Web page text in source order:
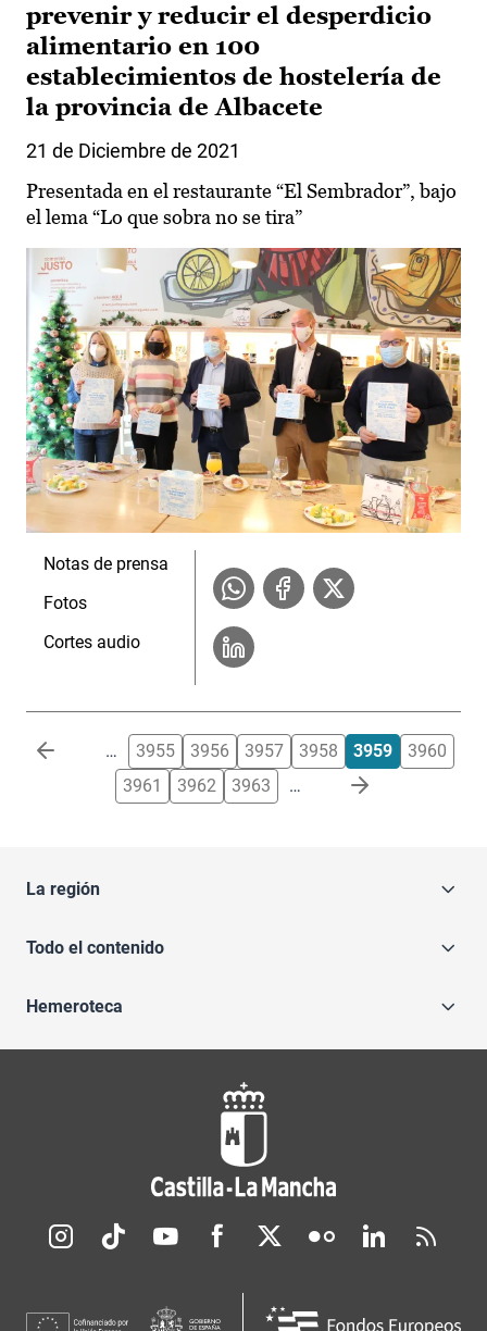
prevenir y reducir el desperdicio
alimentario en 100
establecimientos de hostelería de
la provincia de Albacete
21 de Diciembre de 2021
Presentada en el restaurante “El Sembrador”, bajo
el lema “Lo que sobra no se tira”
Notas de prensa
Fotos
Cortes audio
Paginación … 3955 3956 3957 3958 3959
3960
3961
3962 3963 …
La región
Todo el contenido
Hemeroteca
Redes sociales JCCM